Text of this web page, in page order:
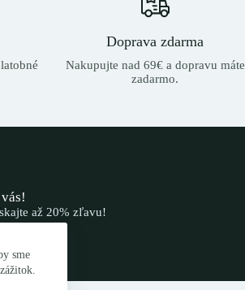
sme
Doprava zdarma
Nakupujte nad 69€ a dopravu máte
zadarmo.
až 20% zľavu!